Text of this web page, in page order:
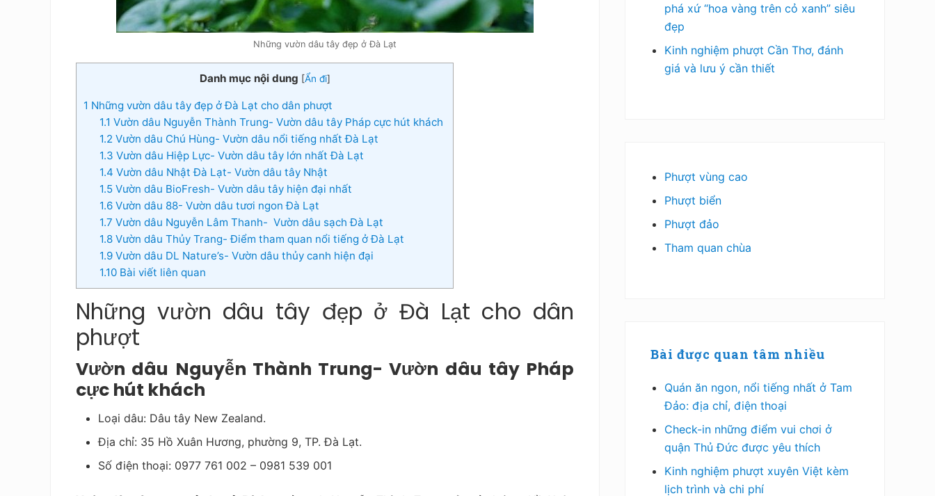
Những vườn dâu tây đẹp ở Đà Lạt
Danh mục nội dung [Ẩn đi]
1 Những vườn dâu tây đẹp ở Đà Lạt cho dân phượt
1.1 Vườn dâu Nguyễn Thành Trung- Vườn dâu tây Pháp cực hút khách
1.2 Vườn dâu Chú Hùng- Vườn dâu nổi tiếng nhất Đà Lạt
1.3 Vườn dâu Hiệp Lực- Vườn dâu tây lớn nhất Đà Lạt
1.4 Vườn dâu Nhật Đà Lạt- Vườn dâu tây Nhật
1.5Vườn dâu BioFresh- Vườn dâu tây hiện đại nhất
1.6Vườn dâu 88- Vườn dâu tươi ngon Đà Lạt
1.7 Vườn dâu Nguyễn Lâm Thanh- Vườn dâu sạch Đà Lạt
1.8Vườn dâu Thủy Trang- Điểm tham quan nổi tiếng ở Đà Lạt
1.9Vườn dâu DL Nature’s- Vườn dâu thủy canh hiện đại
1.10Bài viết liên quan
Những vườn dâu tây đẹp ở Đà Lạt cho dân
phượt
Vườn dâu Nguyễn Thành Trung- Vườn dâu tây Pháp
cực hút khách
Loại dâu: Dâu tây New Zealand.
Địa chỉ: 35 Hồ Xuân Hương, phường 9, TP. Đà Lạt.
Số điện thoại: 0977 761 002 – 0981 539 001
phá xứ “hoa vàng trên cỏ xanh” siêu
đẹp
Kinh nghiệm phượt Cần Thơ, đánh
giá và lưu ý cần thiết
Phượt vùng cao
Phượt biển
Phượt đảo
Tham quan chùa
Bài được quan tâm nhiều
Quán ăn ngon, nổi tiếng nhất ở Tam
Đảo: địa chỉ, điện thoại
Check-in những điểm vui chơi ở
quận Thủ Đức được yêu thích
Kinh nghiệm phượt xuyên Việt kèm
lịch trình và chi phí